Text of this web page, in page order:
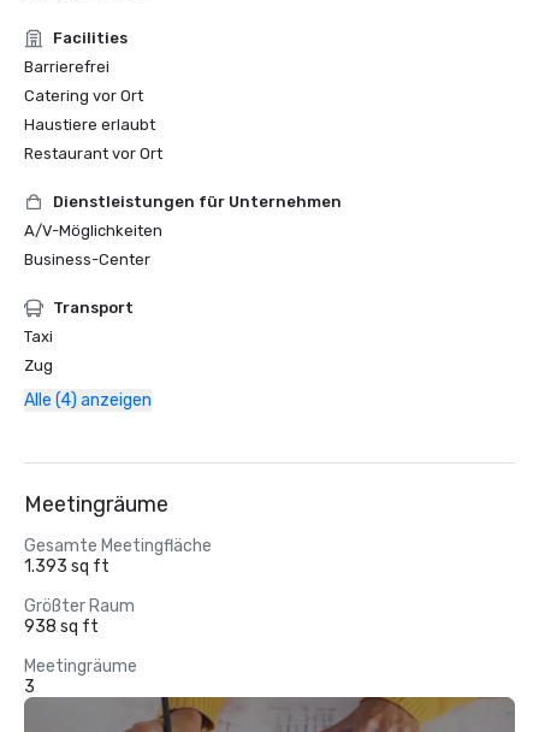
Facilities
Barrierefrei
Catering vor Ort
Haustiere erlaubt
Restaurant vor Ort
Dienstleistungen für Unternehmen
A/V-Möglichkeiten
Business-Center
Transport
Taxi
Zug
Alle (4) anzeigen
Meetingräume
Gesamte Meetingfläche
1.393 sq ft
Größter Raum
938 sq ft
Meetingräume
3